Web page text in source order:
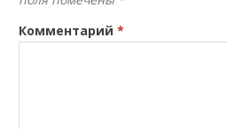
Комментарий*